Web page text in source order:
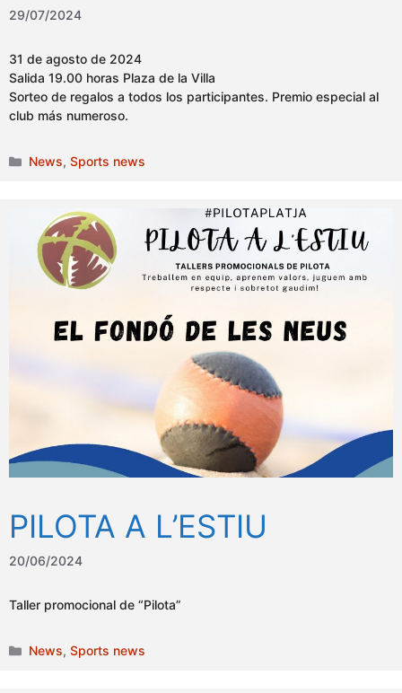
29/07/2024
31 de agosto de 2024
Salida 19.00 horas Plaza de la Villa
Sorteo de regalos a todos los participantes. Premio especial al
club más numeroso.
Categories
News,Sports news
PILOTA A L’ESTIU
20/06/2024
Taller promocional de “Pilota”
Categories
News,Sports news